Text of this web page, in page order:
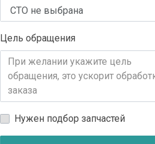
Цель обращения
Нужен подбор запчастей